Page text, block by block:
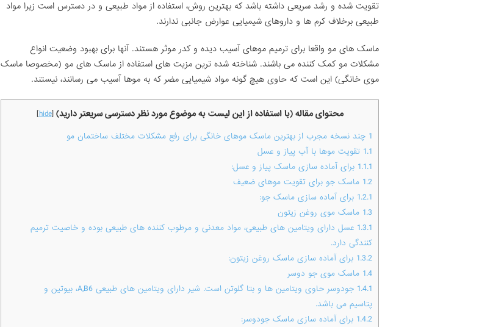
تقویت شده و رشد سریعی داشته باشد که بهترین روش، استفاده از مواد طبیعی و در دسترس است زیرا مواد
طبیعی برخلاف کرم ها و داروهای شیمیایی عوارض جانبی ندارند.
ماسک های مو واقعا برای ترمیم موهای آسیب دیده و کدر موثر هستند. آنها برای بهبود وضعیت انواع
مشکلات مو کمک کننده می باشند. شناخته شده ترین مزیت های استفاده از ماسک های مو (مخصوصا ماسک
موی خانگی) این است که حاوی هیچ گونه مواد شیمیایی مضر که به موها آسیب می رسانند، نیستند.
محتوای مقاله (با استفاده از این لیست به موضوع مورد نظر دسترسی سریعتر دارید) [
hide
]
1 چند نسخه مجرب از بهترین ماسک موهای خانگی برای رفع مشکلات مختلف ساختمان مو
1.1 تقویت موها با آب پیاز و عسل
1.1.1 برای آماده سازی ماسک پیاز و عسل:
1.2 ماسک جو برای تقویت موهای ضعیف
1.2.1 برای آماده سازی ماسک جو:
1.3 ماسک موی روغن زیتون
1.3.1 عسل دارای ویتامین های طبیعی، مواد معدنی و مرطوب کننده های طبیعی بوده و خاصیت ترمیم
کنندگی دارد.
1.3.2 برای آماده سازی ماسک روغن زیتون:
1.4 ماسک موی جو دوسر
1.4.1
جودوسر حاوی ویتامین ها و بتا گلوتن است. شیر دارای ویتامین های طبیعی A,B6، بیوتین و
پتاسیم می باشد.
1.4.2 برای آماده سازی ماسک جودوسر: